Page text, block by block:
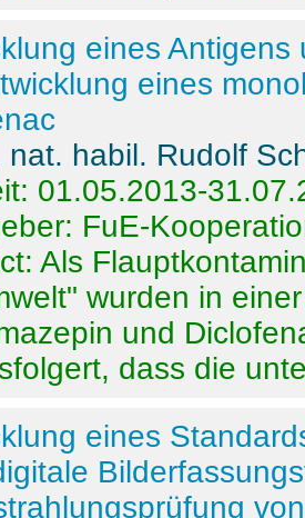
eines
eines
nat. habil. Rudolf
01.05.2013-
FuE-
Als
wurden in
und
dass die
eines